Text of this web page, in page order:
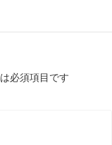
必須項目です